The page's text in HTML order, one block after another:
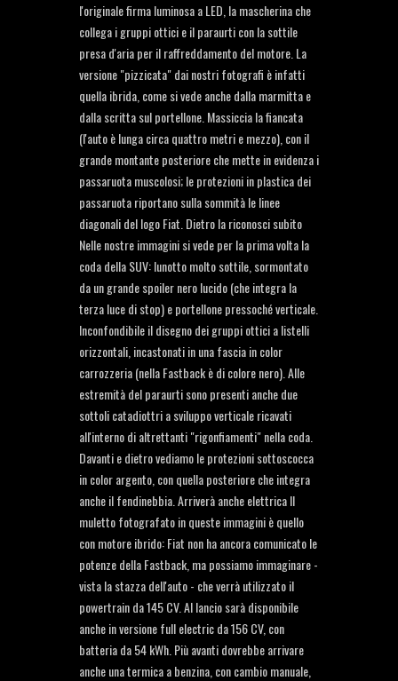
l'originale firma luminosa a LED, la mascherina che
collega i gruppi ottici e il paraurti con la sottile
presa d'aria per il raffreddamento del motore. La
versione "pizzicata" dai nostri fotografi è infatti
quella ibrida, come si vede anche dalla marmitta e
dalla scritta sul portellone. Massiccia la fiancata
(l'auto è lunga circa quattro metri e mezzo), con il
grande montante posteriore che mette in evidenza i
passaruota muscolosi; le protezioni in plastica dei
passaruota riportano sulla sommità le linee
diagonali del logo Fiat. Dietro la riconosci subito
Nelle nostre immagini si vede per la prima volta la
coda della SUV: lunotto molto sottile, sormontato
da un grande spoiler nero lucido (che integra la
terza luce di stop) e portellone pressoché verticale.
Inconfondibile il disegno dei gruppi ottici a listelli
orizzontali, incastonati in una fascia in color
carrozzeria (nella Fastback è di colore nero). Alle
estremità del paraurti sono presenti anche due
sottoli catadiottri a sviluppo verticale ricavati
all'interno di altrettanti "rigonfiamenti" nella coda.
Davanti e dietro vediamo le protezioni sottoscocca
in color argento, con quella posteriore che integra
anche il fendinebbia. Arriverà anche elettrica Il
muletto fotografato in queste immagini è quello
con motore ibrido: Fiat non ha ancora comunicato le
potenze della Fastback, ma possiamo immaginare -
vista la stazza dell'auto - che verrà utilizzato il
powertrain da 145 CV. Al lancio sarà disponibile
anche in versione full electric da 156 CV, con
batteria da 54 kWh. Più avanti dovrebbe arrivare
anche una termica a benzina, con cambio manuale,